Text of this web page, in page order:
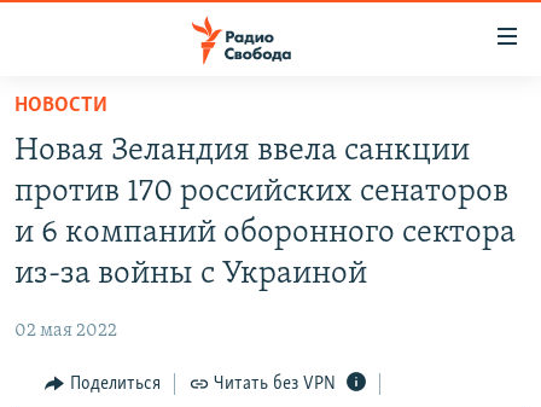
упрощенного
доступа
основному
содержанию
навигации
АВТОРСКИЕ ПРОЕКТЫ
ЦИТАТЫ СВОБОДЫ
IDEL.РЕАЛИИ
НОВОСТИ
Новая Зеландия ввела санкции
против 170 российских сенаторов
и 6 компаний оборонного сектора
из-за войны с Украиной
02 мая 2022
Поделиться Читать без VPN